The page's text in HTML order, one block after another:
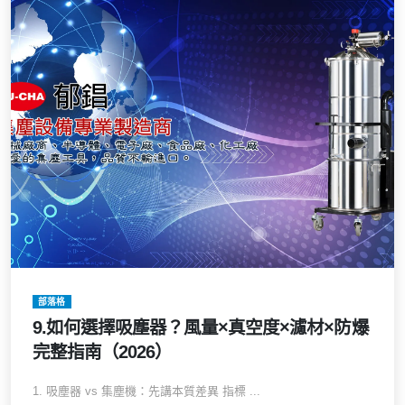
部落格
9.如何選擇吸塵器？風量×真空度×濾材×防爆
完整指南（2026）
1. 吸塵器 vs 集塵機：先講本質差異 指標 ...